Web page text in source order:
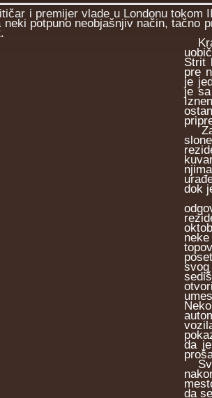
i premijer vlade u Londonu tokom
neki potpuno neobjašnjiv način,
Strit
pre
je
je
dok
da
da